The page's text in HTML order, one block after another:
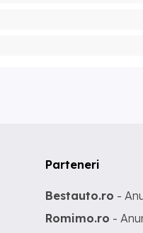
Parteneri
Bestauto.ro -
Romimo.ro -